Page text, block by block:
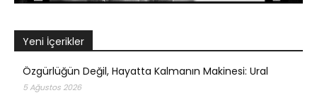
Yeni İçerikler
Özgürlüğün Değil, Hayatta Kalmanın Makinesi: Ural
5 Ağustos 2026